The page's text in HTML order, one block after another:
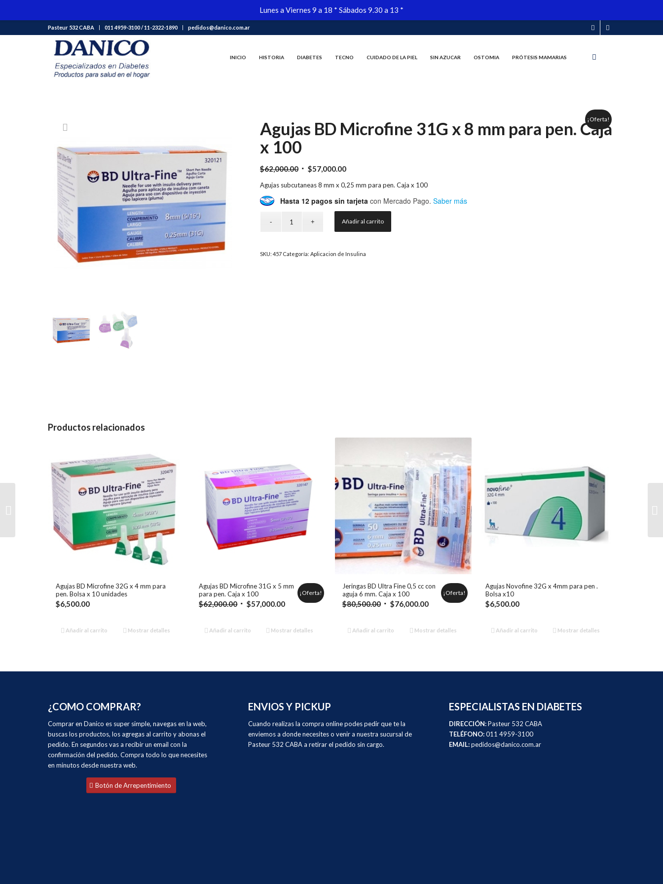
Pasteur 532 CABA 011 4959-3100 / 11-2322-1890 pedidos@danico.com.ar
INICIO HISTORIA DIABETES TECNO CUIDADO DE LA PIEL SIN AZUCAR OSTOMIA PRÓTESIS MAMARIAS
Tienda
¡Oferta!
Agujas BD Microfine 31G x 8 mm para pen. Caja
x 100
$62,000.00 El
era:
$57,000.00El
es:
Agujas subcutaneas 8 mm x 0,25 mm para pen. Caja x 100
Hasta 12 pagos sin tarjeta con Mercado Pago. Saber más
Añadir al carrito
SKU: 457 Categoría: Aplicacion de Insulina
Productos relacionados
Agujas BD Microfine 32G x 4 mm para
pen. Bolsa x 10 unidades
$6,500.00
Añadir al carrito Mostrar detalles
Agujas BD Microfine 31G x 5 mm
para pen. Caja x 100
$62,000.00 El
original
$57,000.00El
actual
¡Oferta!
Añadir al carrito Mostrar detalles
Jeringas BD Ultra Fine 0,5 cc con
aguja 6 mm. Caja x 100
$80,500.00 El
original
$76,000.00El
actual
¡Oferta!
Añadir al carrito Mostrar detalles
Agujas Novofine 32G x 4mm para pen .
Bolsa x10
$6,500.00
Añadir al carrito Mostrar detalles
¿COMO COMPRAR?
Comprar en Danico es super simple, navegas en la web,
buscas los productos, los agregas al carrito y abonas el
pedido. En segundos vas a recibir un email con la
confirmación del pedido. Compra todo lo que necesites
en minutos desde nuestra web.
Botón de Arrepentimiento
ENVIOS Y PICKUP
Cuando realizas la compra online podes pedir que te la
enviemos a donde necesites o venir a nuestra sucursal de
Pasteur 532 CABA a retirar el pedido sin cargo.
ESPECIALISTAS EN DIABETES
DIRECCIÓN:Pasteur 532 CABA
TELÉFONO:011 4959-3100
EMAIL:pedidos@danico.com.ar
Agujas BD Microfine
31G x 8 mm para pen.
Bolsa x 10 unidades
Lunes a Viernes 9 a 18 * Sábados 9.30 a 13 *